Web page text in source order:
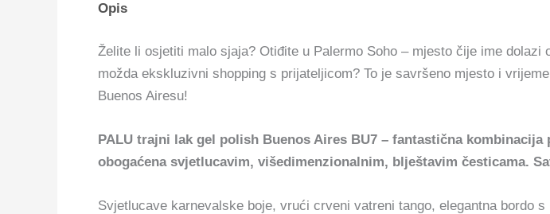
Opis
Želite li osjetiti malo sjaja? Otiđite u Palermo Soho – mjesto čije ime
možda ekskluzivni shopping s prijateljicom? To je savršeno mjesto i
Buenos Airesu!
PALU trajni lak gel polish Buenos Aires BU7 – fantastična
obogaćena svjetlucavim, višedimenzionalnim, blještavim česticama.
Svjetlucave karnevalske boje, vrući crveni vatreni tango, elegantna bordo